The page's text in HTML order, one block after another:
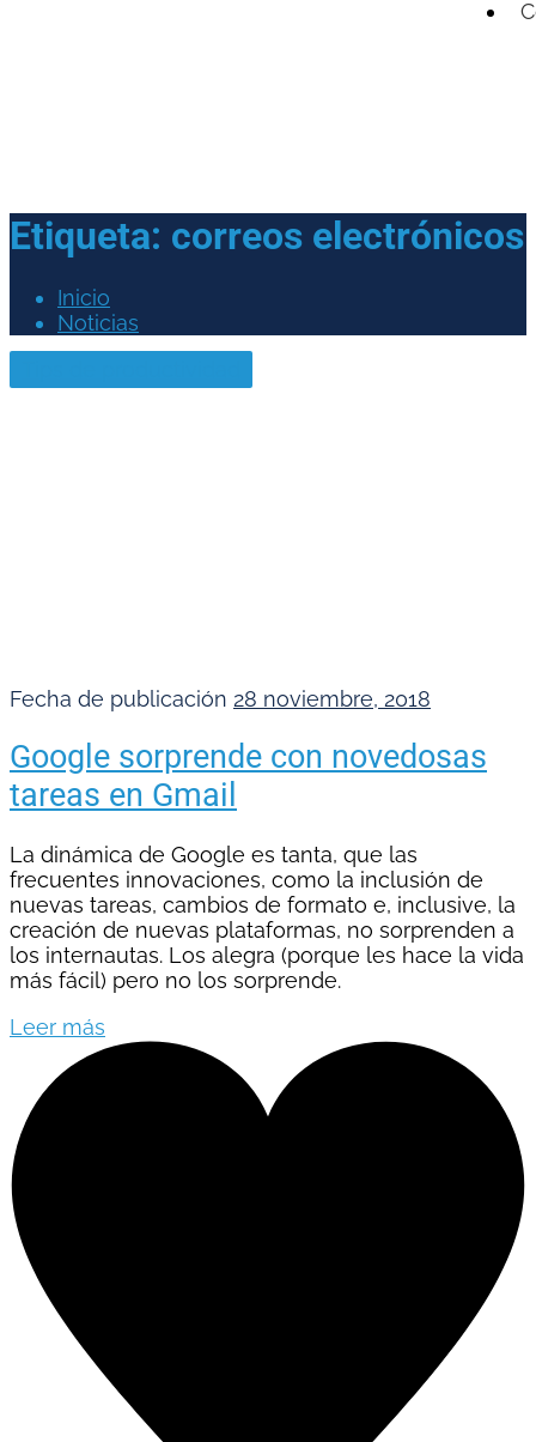
Etiqueta: correos electrónicos
Inicio
Noticias
Fecha de publicación 28 noviembre, 2018
Google sorprende con novedosas
tareas en Gmail
La dinámica de Google es tanta, que las
frecuentes innovaciones, como la inclusión de
nuevas tareas, cambios de formato e, inclusive, la
creación de nuevas plataformas, no sorprenden a
los internautas. Los alegra (porque les hace la vida
más fácil) pero no los sorprende.
Leer más